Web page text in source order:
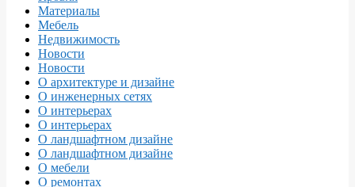
Материалы
Мебель
Недвижимость
Новости
Новости
О архитектуре и дизайне
О инженерных сетях
О интерьерах
О интерьерах
О ландшафтном дизайне
О ландшафтном дизайне
О мебели
О ремонтах